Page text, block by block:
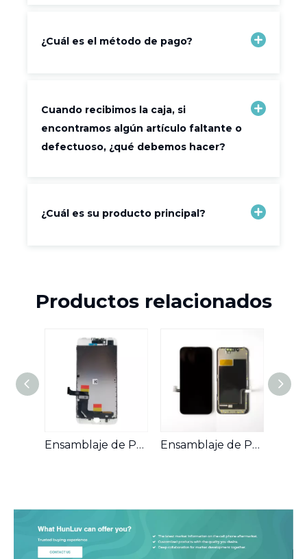
¿Cuál es el método de pago?
Cuando recibimos la caja, si
encontramos algún artículo faltante o
defectuoso, ¿qué debemos hacer?
¿Cuál es su producto principal?
Productos relacionados
Ensamblaje de Pantalla OLED para Teléfonos Móviles Compatible con iPhone 7 Plus Ensamblaje de Pantalla LCD para Teléfonos Móviles Compatible con iPhone 13 Mini